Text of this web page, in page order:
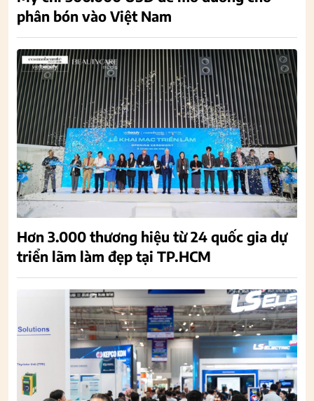
phân bón vào Việt Nam
Hơn 3.000 thương hiệu từ 24 quốc gia dự
triển lãm làm đẹp tại TP.HCM